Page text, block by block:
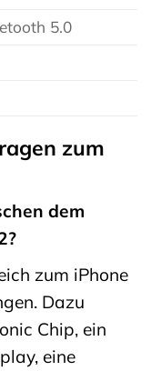
5.0
zum
dem
zum iPhone
Dazu
Chip, ein
eine